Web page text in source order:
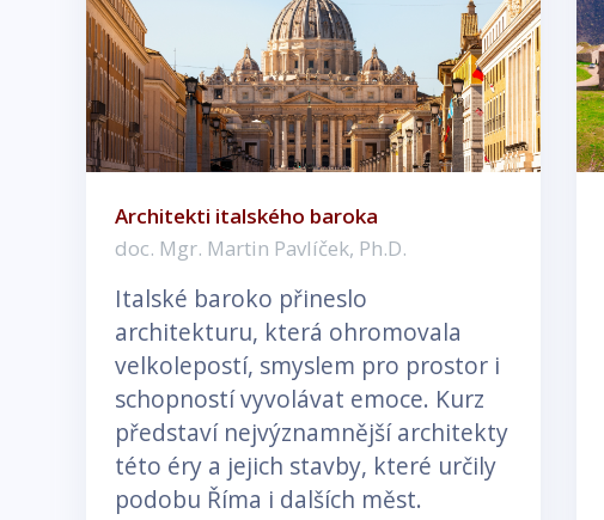
Architekti italského baroka
doc. Mgr. Martin Pavlíček, Ph.D.
Italské baroko přineslo
architekturu, která ohromovala
velkolepostí, smyslem pro prostor i
schopností vyvolávat emoce. Kurz
představí nejvýznamnější architekty
této éry a jejich stavby, které určily
podobu Říma i dalších měst.